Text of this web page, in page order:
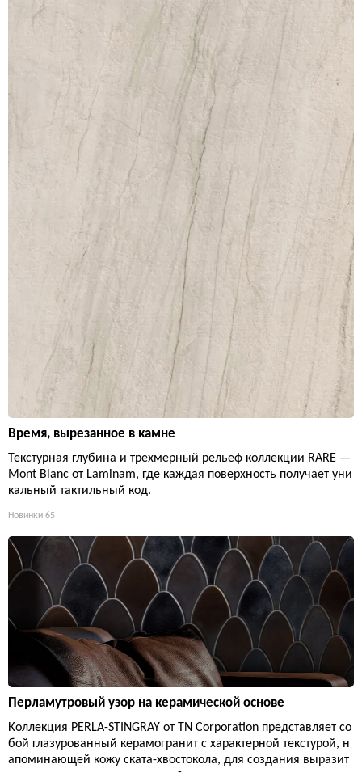
Время, вырезанное в камне
Текстурная глубина и трехмерный рельеф коллекции RARE —
Mont Blanc от Laminam, где каждая поверхность получает уни
кальный тактильный код.
Новинки 65
Перламутровый узор на керамической основе
Коллекция PERLA-STINGRAY от TN Corporation представляет со
бой глазурованный керамогранит с характерной текстурой, н
апоминающей кожу ската-хвостокола, для создания выразит